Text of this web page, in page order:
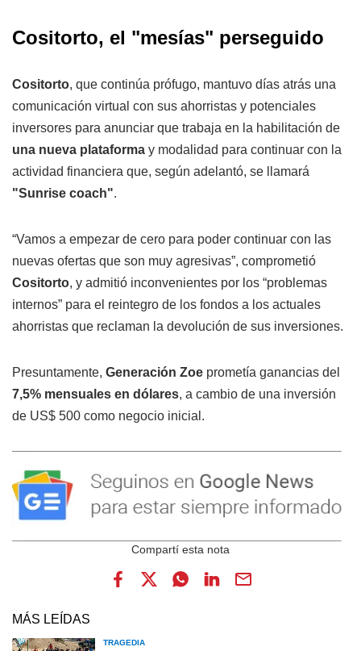
Cositorto, el "mesías" perseguido
Cositorto, que continúa prófugo, mantuvo días atrás una
comunicación virtual con sus ahorristas y potenciales
inversores para anunciar que trabaja en la habilitación de
una nueva plataforma y modalidad para continuar con la
actividad financiera que, según adelantó, se llamará
"Sunrise coach".
“Vamos a empezar de cero para poder continuar con las
nuevas ofertas que son muy agresivas”, comprometió
Cositorto, y admitió inconvenientes por los “problemas
internos” para el reintegro de los fondos a los actuales
ahorristas que reclaman la devolución de sus inversiones.
Presuntamente, Generación Zoe prometía ganancias del
7,5% mensuales en dólares, a cambio de una inversión
de US$ 500 como negocio inicial.
MÁS LEÍDAS
TRAGEDIA